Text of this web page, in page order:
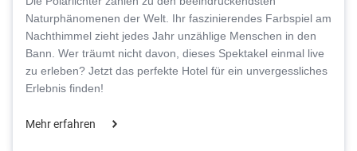
Naturphänomenen der Welt. Ihr faszinierendes Farbspiel am
Nachthimmel zieht jedes Jahr unzählige Menschen in den
Bann. Wer träumt nicht davon, dieses Spektakel einmal live
zu erleben? Jetzt das perfekte Hotel für ein unvergessliches
Erlebnis finden!
Mehr erfahren